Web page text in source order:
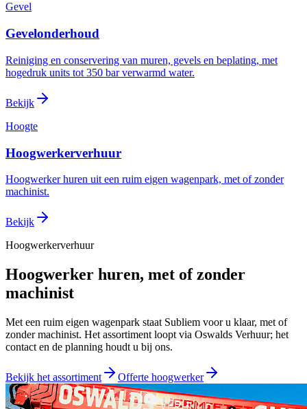
Gevel
Gevelonderhoud
Reiniging en conservering van muren, gevels en beplating, met
hogedruk units tot 350 bar verwarmd water.
Bekijk
Hoogte
Hoogwerkerverhuur
Hoogwerker huren uit een ruim eigen wagenpark, met of zonder
machinist.
Bekijk
Hoogwerkerverhuur
Hoogwerker huren, met of zonder
machinist
Met een ruim eigen wagenpark staat Subliem voor u klaar, met of
zonder machinist. Het assortiment loopt via Oswalds Verhuur; het
contact en de planning houdt u bij ons.
Bekijk het assortiment Offerte hoogwerker